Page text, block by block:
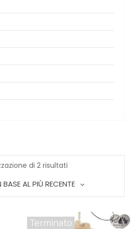
di 2 risultati
in
al
AL PIÙ RECENTE
Terminato